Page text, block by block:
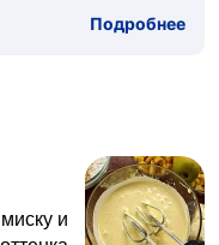
Подробнее
и